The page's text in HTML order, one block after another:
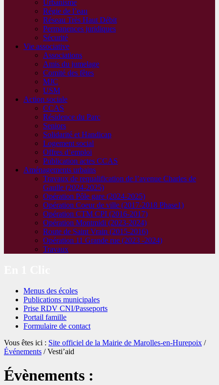
Urbanisme
Régie de l’eau
Réseau Très Haut Débit
Permanences juridiques
Sécurité
Vie associative
Associations
Amis du jumelage
Comité des fêtes
MJC
USM
Action sociale
CCAS
Résidence du Parc
Seniors
Solidarité et Handicap
Logement social
Offres d’emploi
Publication actes CCAS
Aménagements urbains
Travaux de requalification de l’avenue Charles de
Gaulle (2024-2025)
Opération Pôle gare (2024-2025)
Opération Coeur de ville (2017-2018 Phase1)
Opération CTM CPI (2016-2017)
Opération Montmidi (2023-2024)
Route de Saint Vrain (2015-2016)
Opération 11 Grande rue (2023 -2024)
Travaux
Menus des écoles
Publications municipales
Prise RDV CNI/Passeports
Portail famille
Formulaire de contact
Vous êtes ici : Site officiel de la Mairie de Marolles-en-Hurepoix /
Événements /Vesti’aid
Évènements :